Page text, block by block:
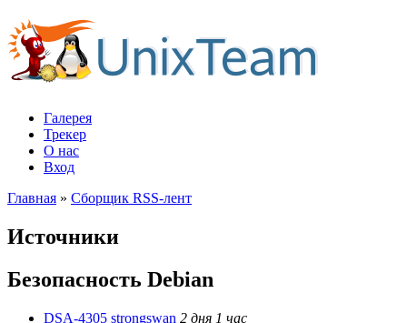
Галерея
Трекер
О нас
Вход
Главная » Сборщик RSS-лент
Источники
Безопасность Debian
DSA-4305 strongswan 2 дня 1 час